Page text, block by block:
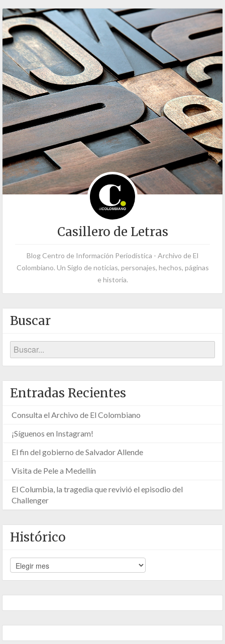
Casillero de Letras
Blog Centro de Información Periodística - Archivo de El
Colombiano. Un Siglo de noticias, personajes, hechos, páginas
e historia.
Buscar
Entradas Recientes
Consulta el Archivo de El Colombiano
¡Síguenos en Instagram!
El fin del gobierno de Salvador Allende
Visita de Pele a Medellín
El Columbia, la tragedia que revivió el episodio del
Challenger
Histórico